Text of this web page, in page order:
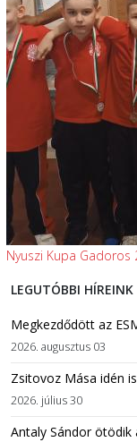
Nyuszi Kupa Gadoros
LEGUTÓBBI HÍREINK
Megkezdődött az
2026. augusztus 03
Zsitovoz Mása idén
2026. július 30
Antaly Sándor ötödik